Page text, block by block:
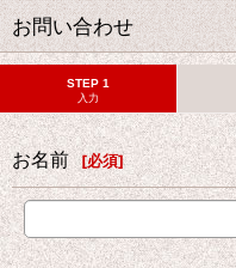
お問い合わせ
STEP 1
入力
お名前 [必須]